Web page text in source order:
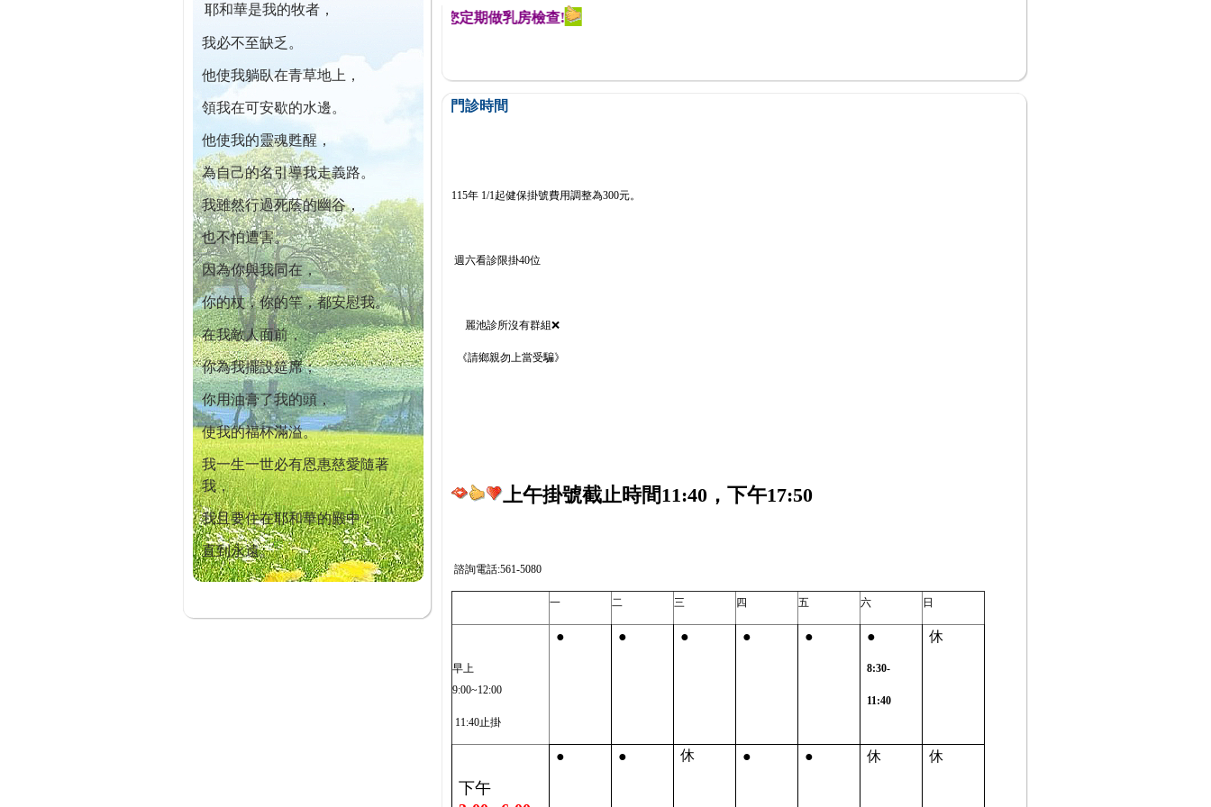
耶和華是我的牧者，
我必不至缺乏。
他使我躺臥在青草地上，
領我在可安歇的水邊。
他使我的靈魂甦醒，
為自己的名引導我走義路。
我雖然行過死蔭的幽谷，
也不怕遭害。
因為你與我同在，
你的杖，你的竿，都安慰我。
在我敵人面前，
你為我擺設筵席；
你用油膏了我的頭，
使我的福杯滿溢。
我一生一世必有恩惠慈愛隨著
我，
我且要住在耶和華的殿中，
直到永遠。
本院自開幕迄今已篩檢出1700位乳癌患者,提醒您定期做乳房檢查!
門診時間
115年 1/1起健保掛號費用調整為300元。
週六看診限掛40位
麗池診所沒有群組❌
《請鄉親勿上當受騙》
上午掛號截止時間11:40，下午17:50
諮詢電話:561-5080
一 二 三 四 五 六 日
早上
9:00~12:00
11:40止掛
● ● ● ● ● ●
8:30-
11:40
休
下午
● ● 休 ● ● 休 休